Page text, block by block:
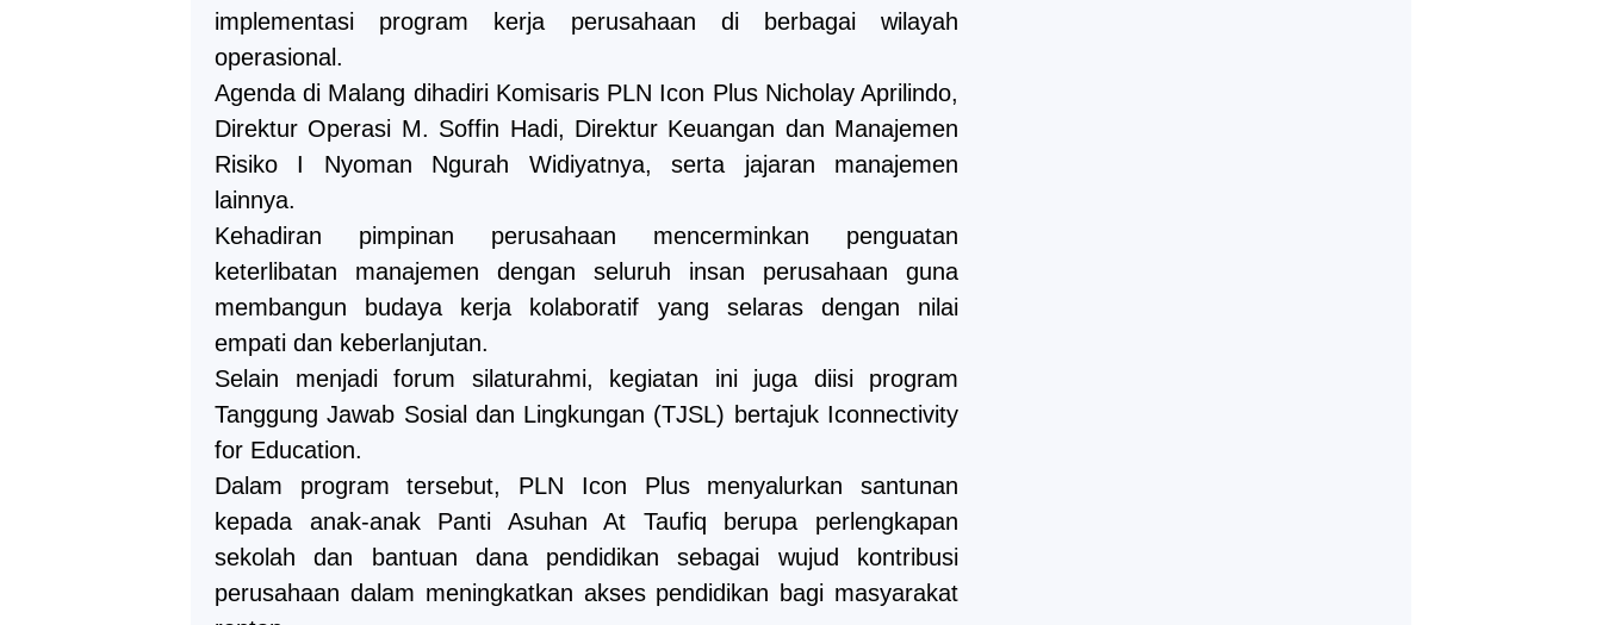
implementasi program kerja perusahaan di berbagai wilayah
operasional.
Agenda di Malang dihadiri Komisaris PLN Icon Plus Nicholay Aprilindo,
Direktur Operasi M. Soffin Hadi, Direktur Keuangan dan Manajemen
Risiko I Nyoman Ngurah Widiyatnya, serta jajaran manajemen
lainnya.
Kehadiran pimpinan perusahaan mencerminkan penguatan
keterlibatan manajemen dengan seluruh insan perusahaan guna
membangun budaya kerja kolaboratif yang selaras dengan nilai
empati dan keberlanjutan.
Selain menjadi forum silaturahmi, kegiatan ini juga diisi program
Tanggung Jawab Sosial dan Lingkungan (TJSL) bertajuk Iconnectivity
for Education.
Dalam program tersebut, PLN Icon Plus menyalurkan santunan
kepada anak-anak Panti Asuhan At Taufiq berupa perlengkapan
sekolah dan bantuan dana pendidikan sebagai wujud kontribusi
perusahaan dalam meningkatkan akses pendidikan bagi masyarakat